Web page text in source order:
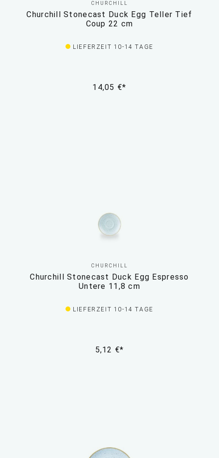
CHURCHILL
Churchill Stonecast Duck Egg Teller Tief
Coup 22 cm
LIEFERZEIT 10-14 TAGE
14,05 €*
CHURCHILL
Churchill Stonecast Duck Egg Espresso
Untere 11,8 cm
LIEFERZEIT 10-14 TAGE
5,12 €*